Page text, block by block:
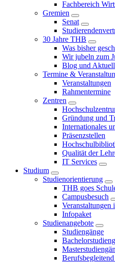
Fachbereich
Gremien
Senat
30 Jahre THB
Was bisher
Wir jubeln zum
Blog und
Termine &
Veranstaltungen
Rahmentermine
Zentren
Gründung und
Internationales
Präsenzstellen
Qualität der
IT Services
Studium
Studienorientierung
THB goes
Campusbesuch
Infopaket
Studienangebote
Studiengänge